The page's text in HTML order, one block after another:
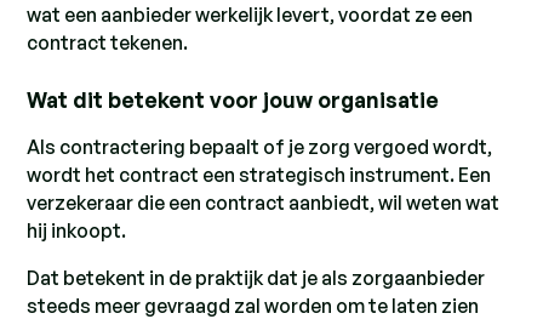
wat een aanbieder werkelijk levert, voordat ze een
contract tekenen.
Wat dit betekent voor jouw organisatie
Als contractering bepaalt of je zorg vergoed wordt,
wordt het contract een strategisch instrument. Een
verzekeraar die een contract aanbiedt, wil weten wat
hij inkoopt.
Dat betekent in de praktijk dat je als zorgaanbieder
steeds meer gevraagd zal worden om te laten zien